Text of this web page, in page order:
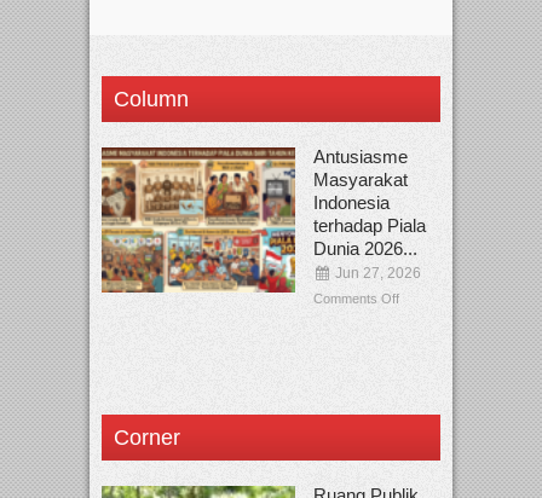
Column
Antusiasme
Masyarakat
Indonesia
terhadap Piala
Dunia 2026...
Jun 27, 2026
Comments Off
Corner